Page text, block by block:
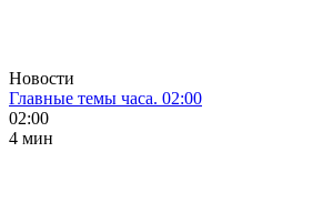
Новости
Главные темы часа. 02:00
02:00
4 мин